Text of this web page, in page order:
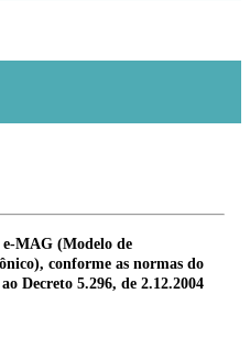
e-MAG (Modelo de
conforme as normas do
Decreto 5.296, de 2.12.2004